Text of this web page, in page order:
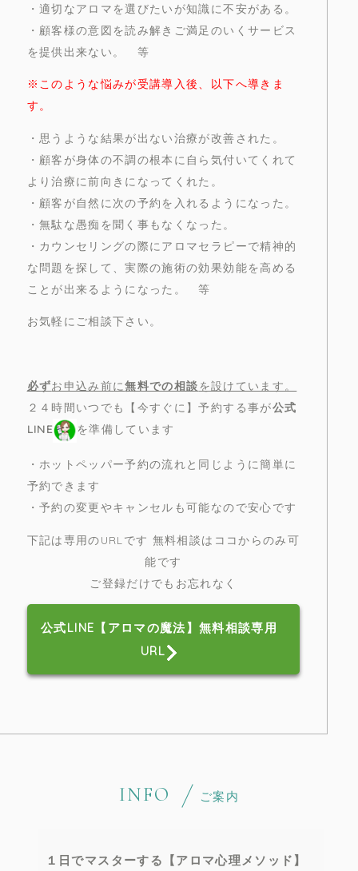
・適切なアロマを選びたいが知識に不安がある。
・顧客様の意図を読み解きご満足のいくサービス
を提供出来ない。 等
※このような悩みが受講導入後、以下へ導きま
す。
・思うような結果が出ない治療が改善された。
・顧客が身体の不調の根本に自ら気付いてくれて
より治療に前向きになってくれた。
・顧客が自然に次の予約を入れるようになった。
・無駄な愚痴を聞く事もなくなった。
・カウンセリングの際にアロマセラピーで精神的
な問題を探して、実際の施術の効果効能を高める
ことが出来るようになった。 等
お気軽にご相談下さい。
必ずお申込み前に無料での相談 を設けています。
２４時間いつでも【今すぐに】予約する事が公式
LINE
を準備しています
・ホットペッパー予約の流れと同じように簡単に
予約できます
・予約の変更やキャンセルも可能なので安心です
下記は専用のURLです 無料相談はココからのみ可
能です
ご登録だけでもお忘れなく
公式LINE【アロマの魔法】無料相談専用
URL
INFO ご案内
１日でマスターする【アロマ心理メソッド】